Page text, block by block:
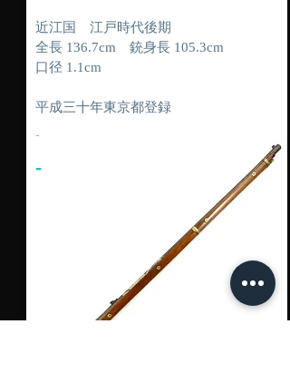
近江国 江戸時代後期
全長 136.7cm 銃身長 105.3cm
口径 1.1cm
平成三十年東京都登録
-
-